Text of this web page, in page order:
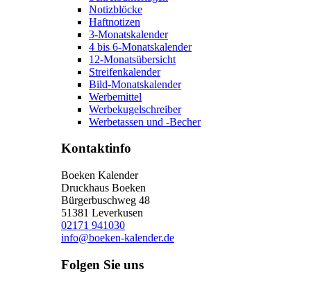
Notizblöcke
Haftnotizen
3-Monatskalender
4 bis 6-Monatskalender
12-Monatsübersicht
Streifenkalender
Bild-Monatskalender
Werbemittel
Werbekugelschreiber
Werbetassen und -Becher
Kontaktinfo
Boeken Kalender
Druckhaus Boeken
Bürgerbuschweg 48
51381 Leverkusen
02171 941030
info@boeken-kalender.de
Folgen Sie uns